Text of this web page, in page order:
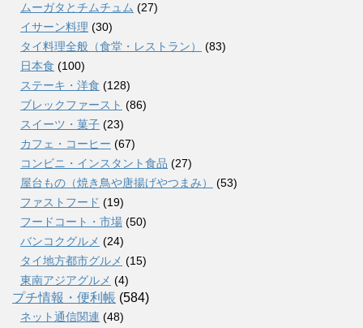
ムーガタとチムチュム (27)
イサーン料理 (30)
タイ料理全般（食堂・レストラン）
(83)
日本食 (100)
ステーキ・洋食 (128)
ブレックファースト (86)
スイーツ・菓子 (23)
カフェ・コーヒー (67)
コンビニ・インスタント食品 (27)
屋台もの（焼き鳥や唐揚げやつまみ）
(53)
ファストフード (19)
フードコート・市場 (50)
バンコクグルメ (24)
タイ地方都市グルメ (15)
東南アジアグルメ (4)
プチ情報・便利帳 (584)
ネット通信関連 (48)